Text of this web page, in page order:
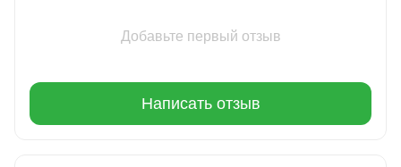
Добавьте первый отзыв
Написать отзыв